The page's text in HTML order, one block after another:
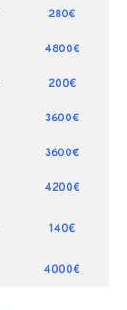
280€
4800€
200€
3600€
3600€
4200€
140€
4000€